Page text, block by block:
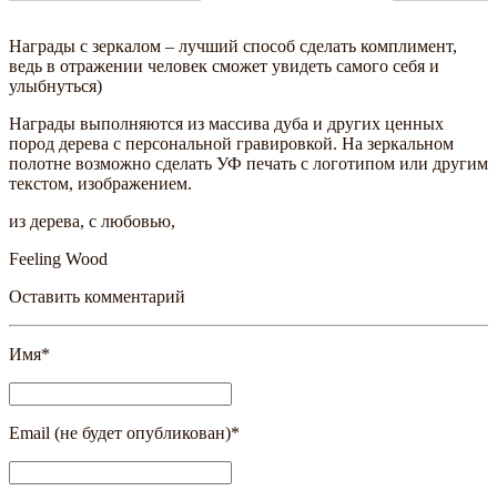
Награды с зеркалом – лучший способ сделать комплимент,
ведь в отражении человек сможет увидеть самого себя и
улыбнуться)
Награды выполняются из массива дуба и других ценных
пород дерева с персональной гравировкой. На зеркальном
полотне возможно сделать УФ печать с логотипом или другим
текстом, изображением.
из дерева, с любовью,
Feeling Wood
Оставить комментарий
Имя*
Email (не будет опубликован)*